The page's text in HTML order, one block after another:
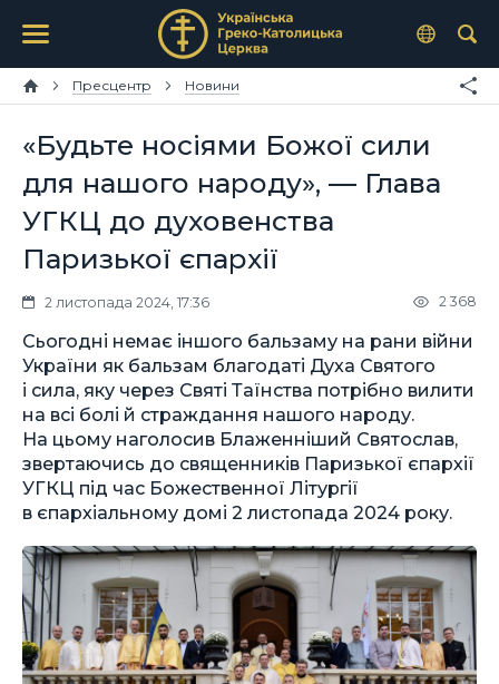
Пресцентр Новини
«Будьте носіями Божої сили
для нашого народу», — Глава
УГКЦ до духовенства
Паризької єпархії
2 листопада 2024, 17:36 2 368
Сьогодні немає іншого бальзаму на рани війни
України як бальзам благодаті Духа Святого
і сила, яку через Святі Таїнства потрібно вилити
на всі болі й страждання нашого народу.
На цьому наголосив Блаженніший Святослав,
звертаючись до священників Паризької єпархії
УГКЦ під час Божественної Літургії
в єпархіальному домі 2 листопада 2024 року.